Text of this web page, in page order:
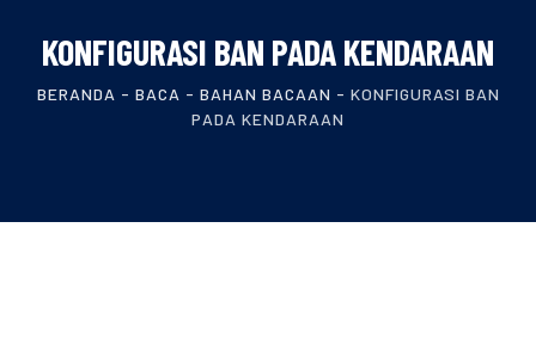
KONFIGURASI BAN PADA KENDARAAN
BERANDA - BACA - BAHAN BACAAN - KONFIGURASI BAN
PADA KENDARAAN